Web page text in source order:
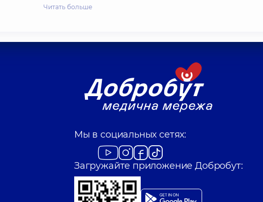
Читать больше
Мы в социальных сетях:
Загружайте приложение Добробут: